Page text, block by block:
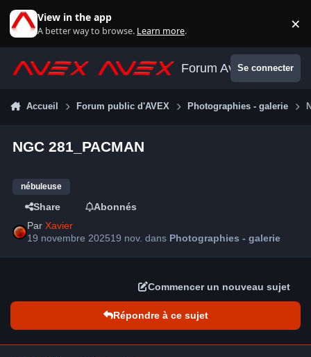
View in the app
A better way to browse. Learn more. ×
Forum AvexSe connecter
Accueil Forum public d'AVEX Photographies - galerie
NGC 281_PACMAN
nébuleuse
Share
Abonnés
ParXavier
19 novembre 202519 nov. dans Photographies - galerie
Commencer un nouveau sujet
Répondre à ce sujet